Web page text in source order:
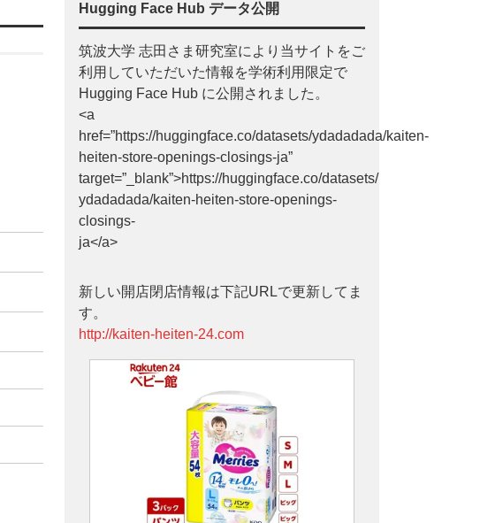
Hugging Face Hub データ公開
筑波大学 志田さま研究室により当サイトをご
利用していただいた情報を学術利用限定で
Hugging Face Hub に公開されました。
<a
href=”https://huggingface.co/datasets/ydadadada/kaiten-
heiten-store-openings-closings-ja”
target=”_blank”>https://huggingface.co/datasets/
ydadadada/kaiten-heiten-store-openings-
closings-
ja</a>
新しい開店閉店情報は下記URLで更新してま
す。
http://kaiten-heiten-24.com